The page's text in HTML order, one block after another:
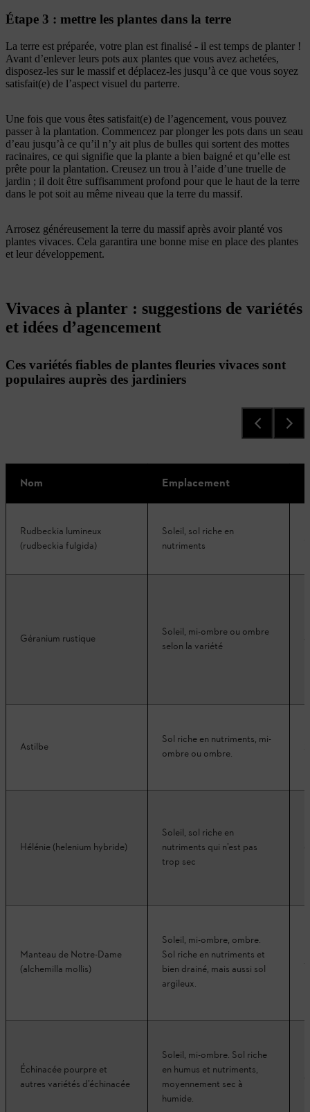
Étape 3 : mettre les plantes dans la terre
La terre est préparée, votre plan est finalisé - il est temps de planter !
Avant d’enlever leurs pots aux plantes que vous avez achetées,
disposez-les sur le massif et déplacez-les jusqu’à ce que vous soyez
satisfait(e) de l’aspect visuel du parterre.
Une fois que vous êtes satisfait(e) de l’agencement, vous pouvez
passer à la plantation. Commencez par plonger les pots dans un seau
d’eau jusqu’à ce qu’il n’y ait plus de bulles qui sortent des mottes
racinaires, ce qui signifie que la plante a bien baigné et qu’elle est
prête pour la plantation. Creusez un trou à l’aide d’une truelle de
jardin ; il doit être suffisamment profond pour que le haut de la terre
dans le pot soit au même niveau que la terre du massif.
Arrosez généreusement la terre du massif après avoir planté vos
plantes vivaces. Cela garantira une bonne mise en place des plantes
et leur développement.
Vivaces à planter : suggestions de variétés
et idées d’agencement
Ces variétés fiables de plantes fleuries vivaces sont
populaires auprès des jardiniers
Nom Emplacement
Rudbeckia lumineux
(rudbeckia fulgida)
Soleil, sol riche en
nutriments
Géranium rustique
Soleil, mi-ombre ou ombre
selon la variété
Astilbe
Sol riche en nutriments, mi-
ombre ou ombre.
Hélénie (helenium hybride)
Soleil, sol riche en
nutriments qui n’est pas
trop sec
Manteau de Notre-Dame
(alchemilla mollis)
Soleil, mi-ombre, ombre.
Sol riche en nutriments et
bien drainé, mais aussi sol
argileux.
Échinacée pourpre et
autres variétés d’échinacée
Soleil, mi-ombre. Sol riche
en humus et nutriments,
moyennement sec à
humide.